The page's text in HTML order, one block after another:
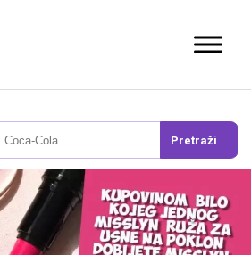
Pretraži